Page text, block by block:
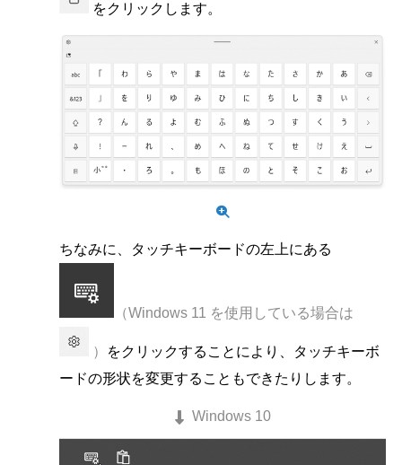
をクリックします。
ちなみに、タッチキーボードの左上にある
（Windows 11 を使用している場合は
）
をクリックすることにより、タッチキーボ
ードの形状を変更することもできたりします。
Windows 10